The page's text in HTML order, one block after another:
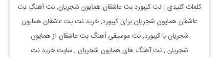
کلمات کلیدی : نتکیبورد بت عاشقانهمایون شجریان, نت آهنگ بت
عاشقانهمایون شجریانبرایکیبورد, خرید نتبت عاشقانهمایون
شجریانباکیبورد, نت موسیقی آهنگ بت عاشقان ازهمایون
شجریان , نت آهنگ هایهمایون شجریان , سایت خرید نت